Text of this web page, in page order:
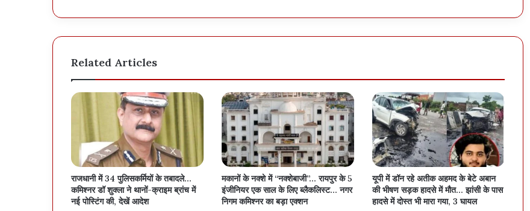
Related Articles
राजधानी में 34 पुलिसकर्मियों के तबादले…
कमिश्नर डॉ शुक्ला ने थानों-क्राइम ब्रांच में
नई पोस्टिंग की, देखें आदेश
मकानों के नक्शे में “नक्शेबाजी”… रायपुर के 5
इंजीनियर एक साल के लिए ब्लैकलिस्ट… नगर
निगम कमिश्नर का बड़ा एक्शन
यूपी में डॉन रहे अतीक अहमद के बेटे अबान
की भीषण सड़क हादसे में मौत… झांसी के पास
हादसे में दोस्त भी मारा गया, 3 घायल